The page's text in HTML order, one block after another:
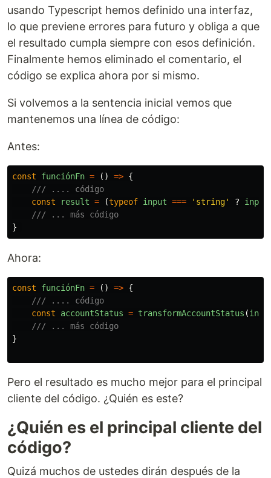
usando Typescript hemos definido una interfaz,
lo que previene errores para futuro y obliga a que
el resultado cumpla siempre con esos definición.
Finalmente hemos eliminado el comentario, el
código se explica ahora por si mismo.
Si volvemos a la sentencia inicial vemos que
mantenemos una línea de código:
Antes:
const funciónFn = () => {
/// .... código
const
result = (typeof input === ' string' ? input
/// ... más código
}
Ahora:
const funciónFn = () => {
/// .... código
const
accountStatus = transformAccountStatus (
/// ... más código
}
Pero el resultado es mucho mejor para el principal
cliente del código. ¿Quién es este?
¿Quién es el principal cliente del
código?
Quizá muchos de ustedes dirán después de la